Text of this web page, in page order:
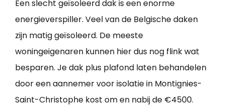
Een slecht geïsoleerd dak is een enorme
energieverspiller. Veel van de Belgische daken
zijn matig geïsoleerd. De meeste
woningeigenaren kunnen hier dus nog flink wat
besparen. Je dak plus plafond laten behandelen
door een aannemer voor isolatie in Montignies-
Saint-Christophe kost om en nabij de €4500.